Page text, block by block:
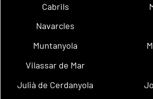
Cabrils
Navarcles
Muntanyola
Vilassar de Mar
Julià de Cerdanyola